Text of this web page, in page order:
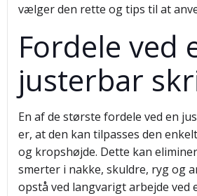
vælger den rette og tips til at
Fordele ved
justerbar
En af de største fordele ved en
er, at den kan tilpasses den
og kropshøjde. Dette kan
smerter i nakke, skuldre, ryg og
opstå ved langvarigt arbejde